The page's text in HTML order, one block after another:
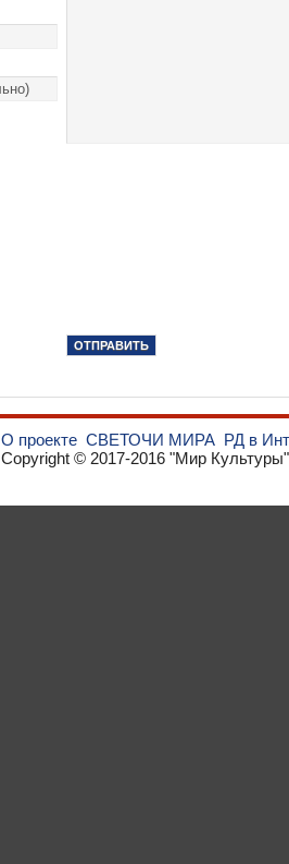
О проекте СВЕТОЧИ МИРА РД в
Copyright © 2017-2016 "Мир Культуры"